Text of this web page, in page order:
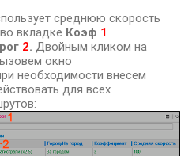
среднюю скорость
вкладке Коэф 1
2. Двойным кликом на
окно
необходимости внесем
для всех